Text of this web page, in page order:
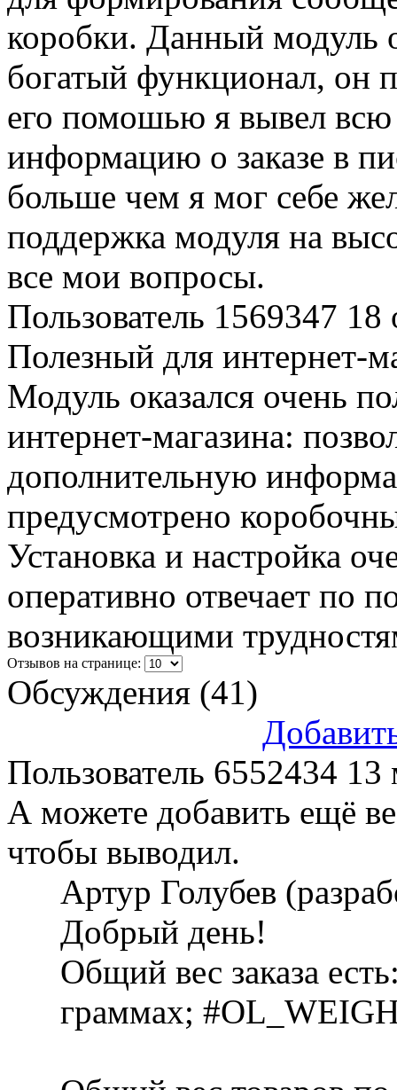
коробки. Данный модуль
богатый функционал, он
его помошью я вывел
информацию о заказе в
больше чем я мог себе
поддержка модуля на
все мои вопросы.
Пользователь 1569347 18
Полезный для интернет-
Модуль оказался очень
интернет-магазина:
дополнительную
предусмотрено
Установка и настройка
оперативно отвечает по
возникающими
Отзывов на странице:
Обсуждения (41)
Пользователь 6552434 13
А можете добавить ещё
чтобы выводил.
Артур Голубев
Добрый день!
Общий вес заказа
граммах;